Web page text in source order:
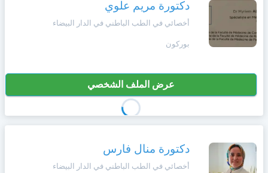
دكتورة مريم علوي
أخصائي في الطب الباطني في الدار البيضاء
بوركون
عرض الملف الشخصي
دكتورة منال فارس
أخصائي في الطب الباطني في الدار البيضاء